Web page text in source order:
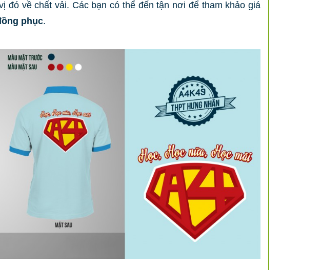
đó về chất vải. Các bạn có thể đến tận nơi để tham khảo giá
phục.